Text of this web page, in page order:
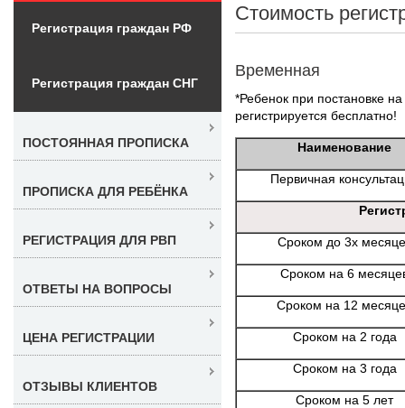
Стоимость
Временная
*Ребенок при постановке
регистрируется бесплатно!
Наименование
Первичная
Сроком до 3х
Сроком на 6
Сроком на 12
Сроком на 2 года
Сроком на 3 года
Сроком на 5 лет
Регистрация граждан РФ
Регистрация граждан СНГ
ПОСТОЯННАЯ ПРОПИСКА
ПРОПИСКА ДЛЯ РЕБЁНКА
РЕГИСТРАЦИЯ ДЛЯ РВП
ОТВЕТЫ НА ВОПРОСЫ
ЦЕНА РЕГИСТРАЦИИ
ОТЗЫВЫ КЛИЕНТОВ